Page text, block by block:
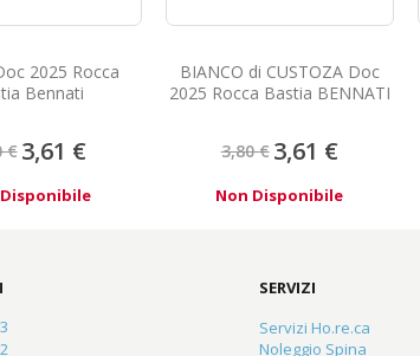
2025 Rocca
Bennati
€ Prezzo
speciale
3,61 €
BIANCO di CUSTOZA Doc
2025 Rocca Bastia BENNATI
3,80 € Prezzo
speciale
3,61 €
Non Disponibile
SERVIZI
Servizi Ho.re.ca
Noleggio Spina